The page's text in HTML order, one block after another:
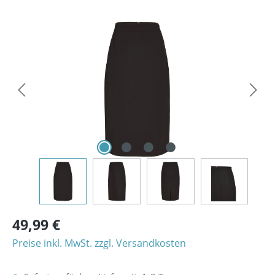
Bildergalerie überspringen
49,99 €
Preise inkl. MwSt. zzgl. Versandkosten